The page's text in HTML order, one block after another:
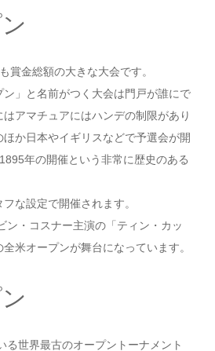
賞金総額の大きな大会です。
ン」と名前がつく大会は門戸が誰にで
アマチュアにはハンデの制限があり
ほか日本やイギリスなどで予選会が開
年の開催という非常に歴史のある
な設定で開催されます。
ン・コスナー主演の「ティン・カッ
米オープンが舞台になっています。
る世界最古のオープントーナメント